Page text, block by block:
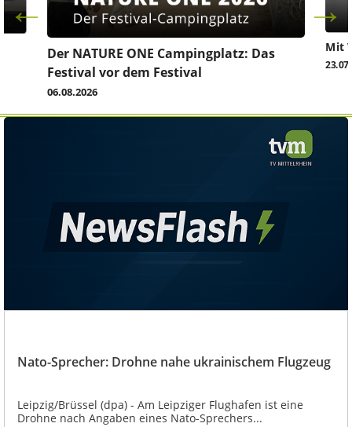
Der NATURE ONE Campingplatz: Das
Festival vor dem Festival
06.08.2026
Mit
Nato-Sprecher: Drohne nahe ukrainischem Flugzeug
Leipzig/Brüssel (dpa) - Am Leipziger Flughafen ist eine
Drohne nach Angaben eines Nato-Sprechers...